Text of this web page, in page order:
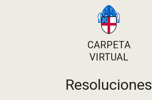
CARPETA
VIRTUAL
Resoluciones